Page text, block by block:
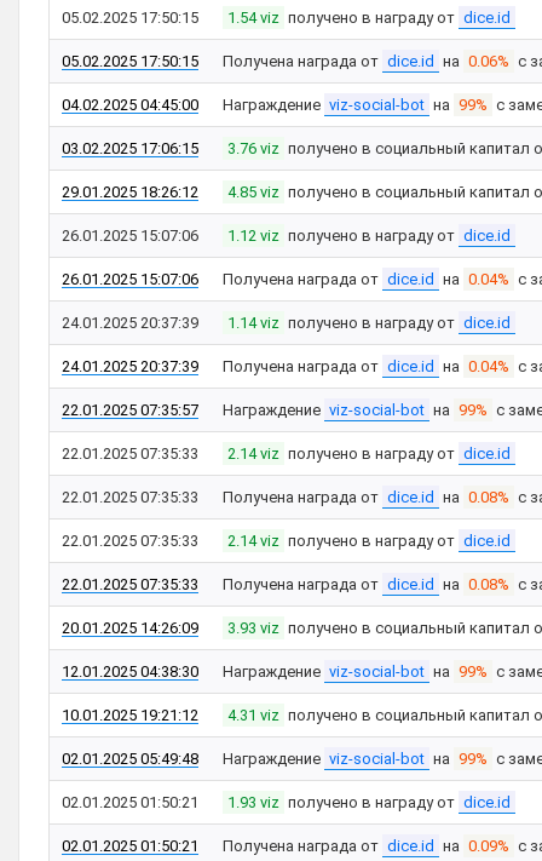
05.02.2025 17:50:15 1.54 viz получено в награду от dice.id
05.02.2025 17:50:15 Получена награда от dice.id на 0.06% с
04.02.2025 04:45:00 Награждение viz-social-bot на 99% с
03.02.2025 17:06:15 3.76 viz получено в социальный капитал
29.01.2025 18:26:12 4.85 viz получено в социальный капитал
26.01.2025 15:07:06 1.12 viz получено в награду от dice.id
26.01.2025 15:07:06 Получена награда от dice.id на 0.04% с
24.01.2025 20:37:39 1.14 viz получено в награду от dice.id
24.01.2025 20:37:39 Получена награда от dice.id на 0.04% с
22.01.2025 07:35:57 Награждение viz-social-bot на 99% с
22.01.2025 07:35:33 2.14 viz получено в награду от dice.id
22.01.2025 07:35:33 Получена награда от dice.id на 0.08% с
22.01.2025 07:35:33 2.14 viz получено в награду от dice.id
22.01.2025 07:35:33 Получена награда от dice.id на 0.08% с
20.01.2025 14:26:09 3.93 viz получено в социальный капитал
12.01.2025 04:38:30 Награждение viz-social-bot на 99% с
10.01.2025 19:21:12 4.31 viz получено в социальный капитал
02.01.2025 05:49:48 Награждение viz-social-bot на 99% с
02.01.2025 01:50:21 1.93 viz получено в награду от dice.id
02.01.2025 01:50:21 Получена награда от dice.id на 0.09% с